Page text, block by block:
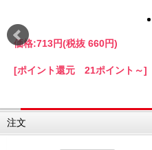
価格:713円(税抜 660円)
[ポイント還元 21ポイント～]
注文